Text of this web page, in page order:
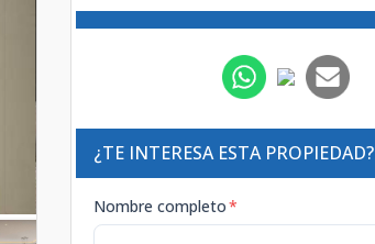
¿TE INTERESA ESTA PROPIEDAD?
Nombre completo*